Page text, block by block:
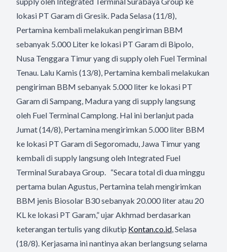
lokasi PT Garam di Gresik. Pada Selasa (11/8),
Pertamina kembali melakukan pengiriman BBM
sebanyak 5.000 Liter ke lokasi PT Garam di Bipolo,
Nusa Tenggara Timur yang di supply oleh Fuel Terminal
Tenau. Lalu Kamis (13/8), Pertamina kembali melakukan
pengiriman BBM sebanyak 5.000 liter ke lokasi PT
Garam di Sampang, Madura yang di supply langsung
oleh Fuel Terminal Camplong. Hal ini berlanjut pada
Jumat (14/8), Pertamina mengirimkan 5.000 liter BBM
ke lokasi PT Garam di Segoromadu, Jawa Timur yang
kembali di supply langsung oleh Integrated Fuel
Terminal Surabaya Group. “Secara total di dua minggu
pertama bulan Agustus, Pertamina telah mengirimkan
BBM jenis Biosolar B30 sebanyak 20.000 liter atau 20
KL ke lokasi PT Garam,” ujar Akhmad berdasarkan
keterangan tertulis yang dikutip Kontan.co.id, Selasa
(18/8). Kerjasama ini nantinya akan berlangsung selama